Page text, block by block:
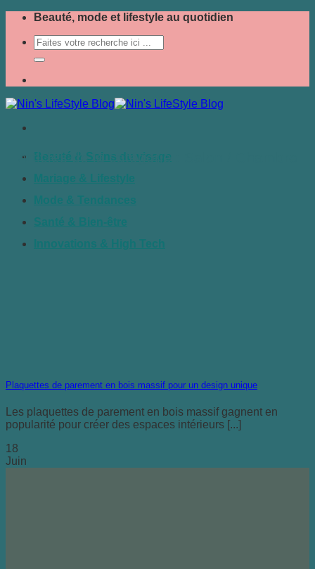
Passer
contenu
Beauté, mode et lifestyle au quotidien
Beauté & Soins du visage
Mariage & Lifestyle
Mode & Tendances
Santé & Bien-être
Innovations & High Tech
Plaquettes de parement en bois massif pour un design unique
Les plaquettes de parement en bois massif gagnent en
popularité pour créer des espaces intérieurs [...]
18
Juin